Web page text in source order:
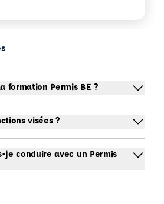
formation Permis BE ?
visées ?
je conduire avec un Permis